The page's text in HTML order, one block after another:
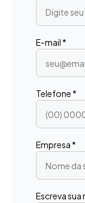
E-mail *
Telefone *
Empresa *
Escreva sua